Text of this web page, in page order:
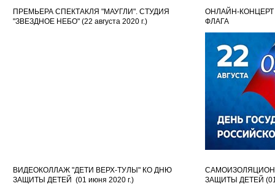
ПРЕМЬЕРА СПЕКТАКЛЯ "МАУГЛИ". СТУДИЯ
"ЗВЕЗДНОЕ НЕБО" (22 августа 2020 г.)
ОНЛАЙН-
ФЛАГА
ВИДЕОКОЛЛАЖ "ДЕТИ ВЕРХ-ТУЛЫ" КО ДНЮ
ЗАЩИТЫ ДЕТЕЙ (01 июня 2020 г.)
ЗАЩИТЫ ДЕТЕЙ (01